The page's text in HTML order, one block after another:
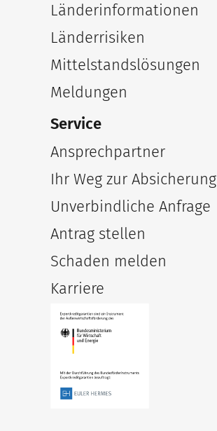
Länderinformationen
Länderrisiken
Mittelstandslösungen
Meldungen
Service
Ansprechpartner
Ihr Weg zur Absicherung
Unverbindliche Anfrage
Antrag stellen
Schaden melden
Karriere